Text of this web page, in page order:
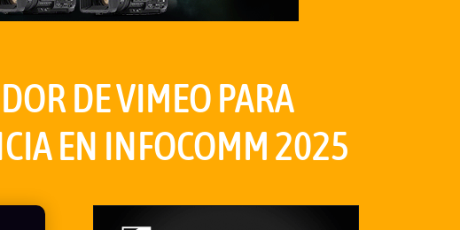
DE VIMEO PARA
EN INFOCOMM 2025